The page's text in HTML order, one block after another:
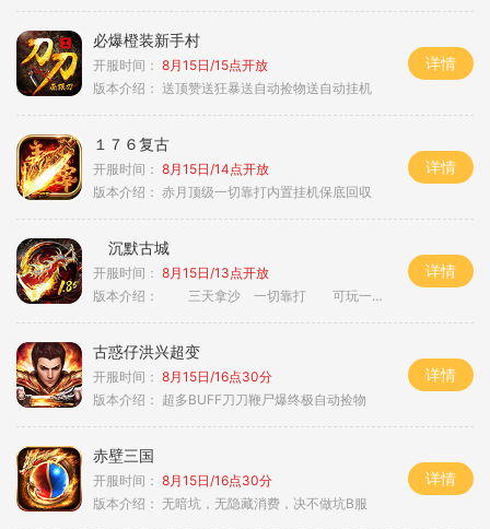
必爆橙装新手村
开服时间： 8月15日/15点开放
版本介绍： 送顶赞送狂暴送自动捡物送自动挂机
详情
１７６复古
开服时间： 8月15日/14点开放
版本介绍： 赤月顶级一切靠打内置挂机保底回収
详情
沉默古城
开服时间： 8月15日/13点开放
版本介绍：
三天拿沙 一切靠打 可玩一年
详情
古惑仔洪兴超变
开服时间： 8月15日/16点30分
版本介绍： 超多BUFF刀刀鞭尸爆终极自动捡物
详情
赤壁三国
开服时间： 8月15日/16点30分
版本介绍： 无暗坑，无隐藏消费，决不做坑B服
详情